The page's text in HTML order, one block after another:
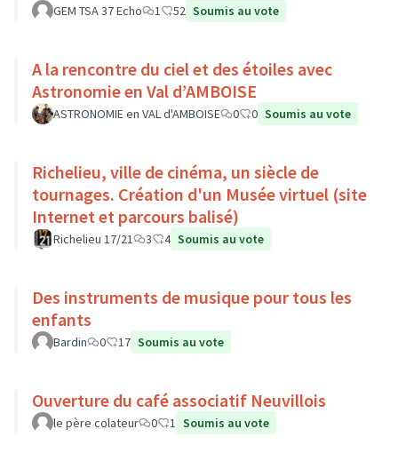
GEM TSA 37 Echo 1 52 Soumis au vote
A la rencontre du ciel et des étoiles avec
Astronomie en Val d’AMBOISE
ASTRONOMIE en VAL d'AMBOISE 0 0 Soumis au vote
Richelieu, ville de cinéma, un siècle de
tournages. Création d'un Musée virtuel (site
Internet et parcours balisé)
Richelieu 17/21 3 4 Soumis au vote
Des instruments de musique pour tous les
enfants
Bardin 0 17 Soumis au vote
Ouverture du café associatif Neuvillois
le père colateur 0 1 Soumis au vote